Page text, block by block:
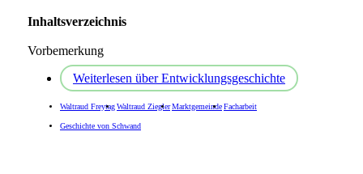
Inhaltsverzeichnis
Vorbemerkung
Weiterlesen über Entwicklungsgeschichte
Waltraud FreytagWaltraud ZieglerMarktgemeindeFacharbeit
Geschichte von Schwand